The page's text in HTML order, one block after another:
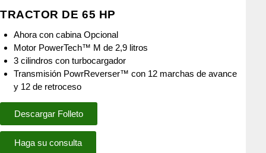
TRACTOR DE 65 HP
Ahora con cabina Opcional
Motor PowerTech™ M de 2,9 litros
3 cilindros con turbocargador
Transmisión PowrReverser™ con 12 marchas de avance
y 12 de retroceso
Descargar Folleto
Haga su consulta